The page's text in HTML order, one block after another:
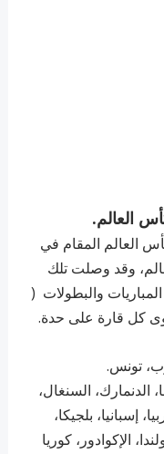
العالم.
العالم المقام في
العالم، وقد وصلت تلك
والبطولات (
كل قارة على حدة.
تونس.
الدنمارك، السنغال،
إسبانيا، بلجيكا،
الإكوادور، كوريا